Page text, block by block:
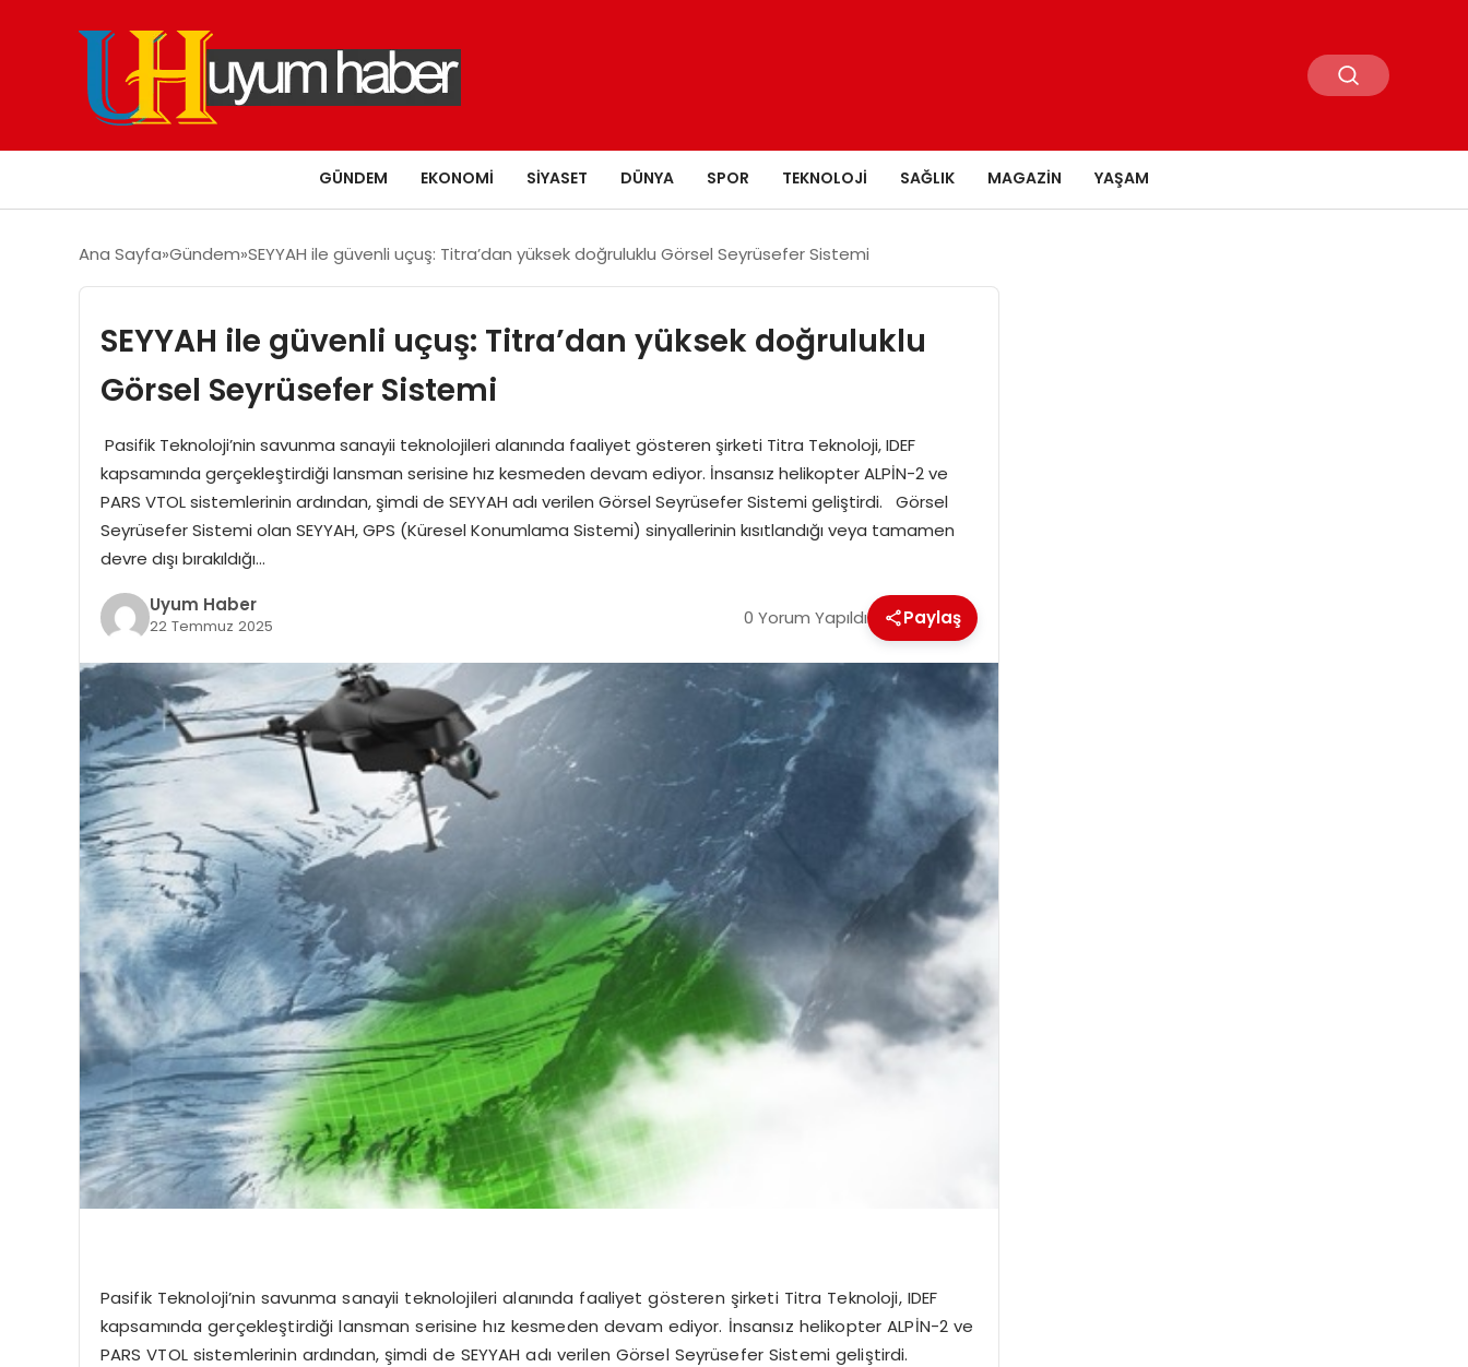
GÜNDEM EKONOMI SIYASET DÜNYA SPOR TEKNOLOJI SAĞLIK MAGAZIN YAŞAM
Ana Sayfa Gündem SEYYAH ile güvenli uçuş: Titra’dan yüksek doğruluklu Görsel Seyrüsefer Sistemi
SEYYAH ile güvenli uçuş: Titra’dan yüksek doğruluklu
Görsel Seyrüsefer Sistemi
​​​​​ Pasifik Teknoloji’nin savunma sanayii teknolojileri alanında faaliyet gösteren şirketi Titra Teknoloji, IDEF
kapsamında gerçekleştirdiği lansman serisine hız kesmeden devam ediyor. İnsansız helikopter ALPİN-2 ve
PARS VTOL sistemlerinin ardından, şimdi de SEYYAH adı verilen Görsel Seyrüsefer Sistemi geliştirdi. Görsel
Seyrüsefer Sistemi olan SEYYAH, GPS (Küresel Konumlama Sistemi) sinyallerinin kısıtlandığı veya tamamen
devre dışı bırakıldığı…
Uyum Haber
22 Temmuz 2025 0 Yorum Yapıldı Paylaş
Pasifik Teknoloji’nin savunma sanayii teknolojileri alanında faaliyet gösteren şirketi Titra Teknoloji, IDEF
kapsamında gerçekleştirdiği lansman serisine hız kesmeden devam ediyor. İnsansız helikopter ALPİN-2 ve
PARS VTOL sistemlerinin ardından, şimdi de SEYYAH adı verilen Görsel Seyrüsefer Sistemi geliştirdi.